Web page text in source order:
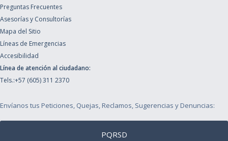
Preguntas Frecuentes
Asesorías y Consultorías
Mapa del Sitio
Líneas de Emergencias
Accesibilidad
Línea de atención al ciudadano:
Tels.:+57 (605) 311 2370
Envíanos tus Peticiones, Quejas, Reclamos, Sugerencias y Denuncias:
PQRSD